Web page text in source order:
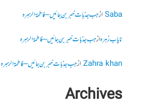
Sabaازجب جذبات خبر بن جائیں – فاطمۃالزہرہ
نایاب زہرہازجب جذبات خبر بن جائیں – فاطمۃالزہرہ
Zahra khanازجب جذبات خبر بن جائیں – فاطمۃالزہرہ